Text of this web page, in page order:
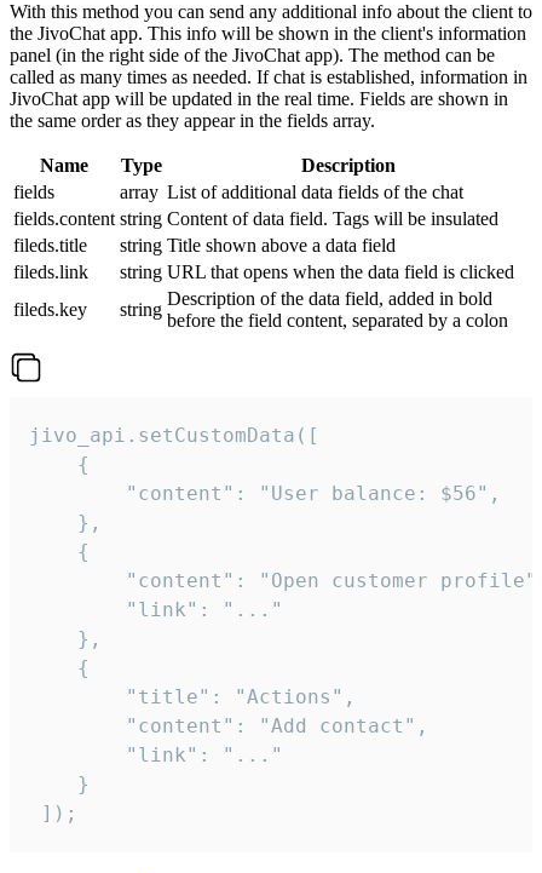
With this method you can send any additional info about the client to
the JivoChat app. This info will be shown in the client's information
panel (in the right side of the JivoChat app). The method can be
called as many times as needed. If chat is established, information in
JivoChat app will be updated in the real time. Fields are shown in
the same order as they appear in the fields array.
Name Type
Description
fields
array List of additional data fields of the chat
fields.content string Content of data field. Tags will be insulated
fileds.title
string Title shown above a data field
fileds.link
string URL that opens when the data field is clicked
fileds.key
string
Description of the data field, added in bold
before the field content, separated by a colon
jivo_api.setCustomData([
    {
        "content": "User balance: $56",
    },
    {
"content": "Open customer
        "link": "..."
    },
    {
        "title": "Actions",
        "content": "Add contact",
        "link": "..."
    }
]);